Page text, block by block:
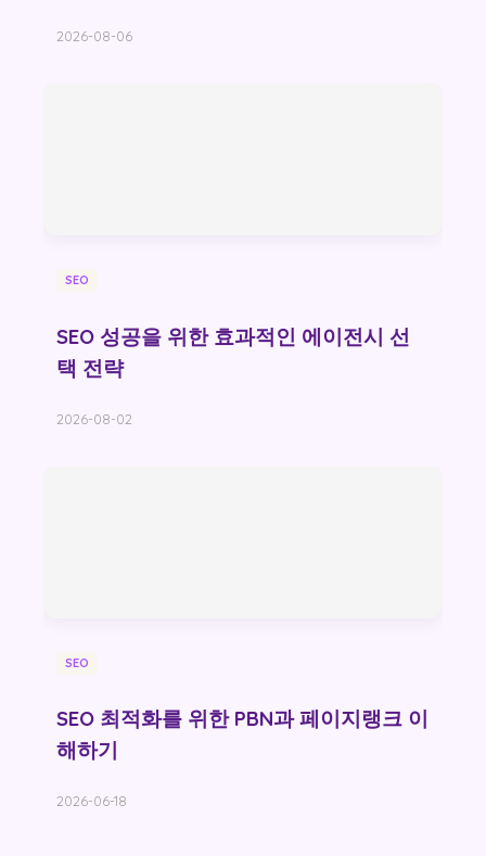
2026-08-06
SEO
SEO 성공을 위한 효과적인 에이전시 선
택 전략
2026-08-02
SEO
SEO 최적화를 위한 PBN과 페이지랭크 이
해하기
2026-06-18